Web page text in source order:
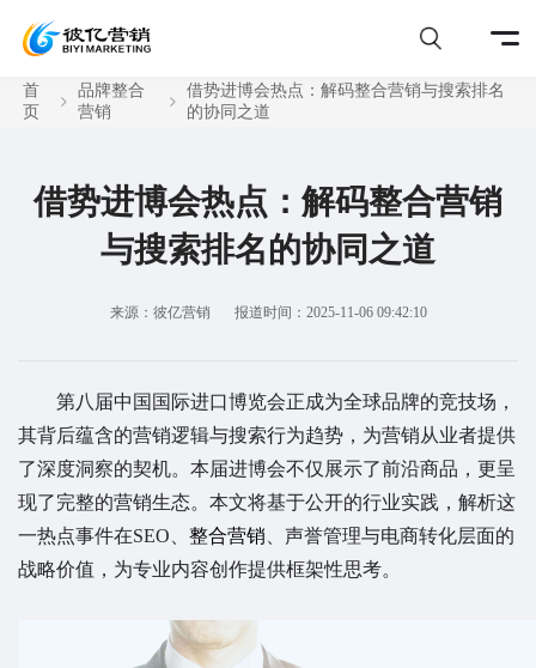
首
页
品牌整合
营销
借势进博会热点：解码整合营销与搜索排名
的协同之道
借势进博会热点：解码整合营销
与搜索排名的协同之道
来源：彼亿营销 报道时间：2025-11-06 09:42:10
第八届中国国际进口博览会正成为全球品牌的竞技场，
其背后蕴含的营销逻辑与搜索行为趋势，为营销从业者提供
了深度洞察的契机。本届进博会不仅展示了前沿商品，更呈
现了完整的营销生态。本文将基于公开的行业实践，解析这
一热点事件在SEO、 整合营销 、声誉管理与电商转化层面的
战略价值，为专业内容创作提供框架性思考。